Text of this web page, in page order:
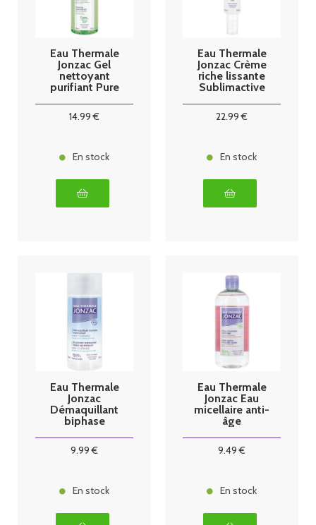
Eau Thermale
Jonzac Gel
nettoyant
purifiant Pure
14.99 €
En stock
Eau Thermale
Jonzac Crème
riche lissante
Sublimactive
22.99 €
En stock
Eau Thermale
Jonzac
Démaquillant
biphase
9.99 €
En stock
Eau Thermale
Jonzac Eau
micellaire anti-
âge
9.49 €
En stock